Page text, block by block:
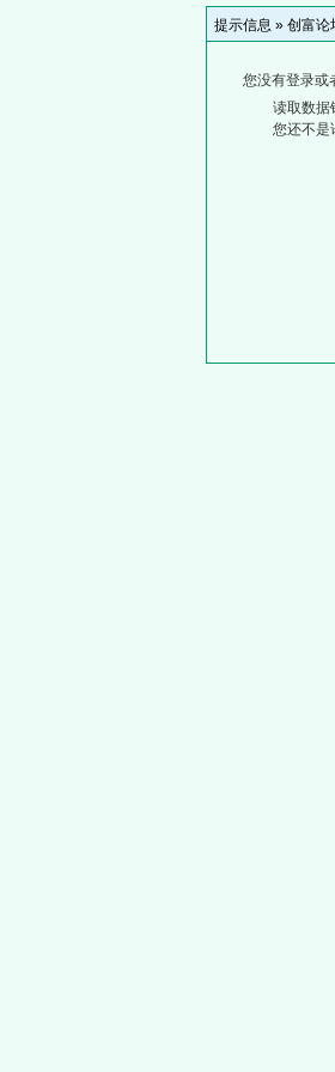
提示信息 » 创富论
您没有登录或
读取数据
您还不是